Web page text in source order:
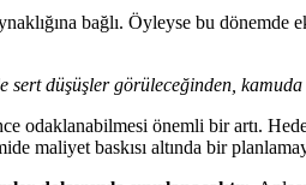
bağlı. Öyleyse bu dönemde
sert düşüşler görüleceğinden,
önemli bir artı.
maliyet baskısı altında bir